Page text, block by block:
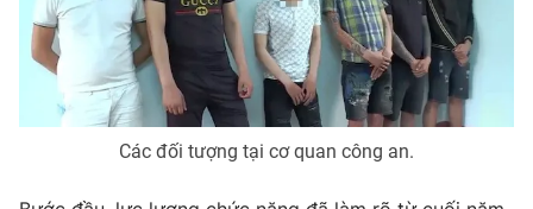
Học trực tuyến
Hitech Công nghệ tương lai
Sản phẩm
Thị trường
Giao lưu trực tuyến
Lịch phát sóng
Các đối tượng tại cơ quan công an.